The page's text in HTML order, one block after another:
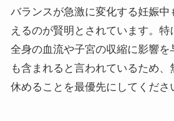
バランスが急激に変化する妊娠中
えるのが賢明とされています。特
全身の血流や子宮の収縮に影響を
も含まれると言われているため、
休めることを最優先にしてくださ